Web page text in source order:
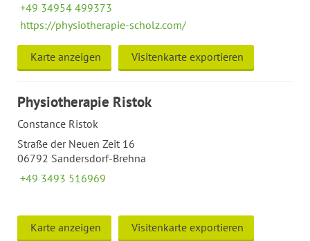
+49 34954 499373
https://physiotherapie-scholz.com/
Karte anzeigen Visitenkarte exportieren
Physiotherapie Ristok
Constance Ristok
Straße der Neuen Zeit 16
06792 Sandersdorf-Brehna
+49 3493 516969
Karte anzeigen Visitenkarte exportieren